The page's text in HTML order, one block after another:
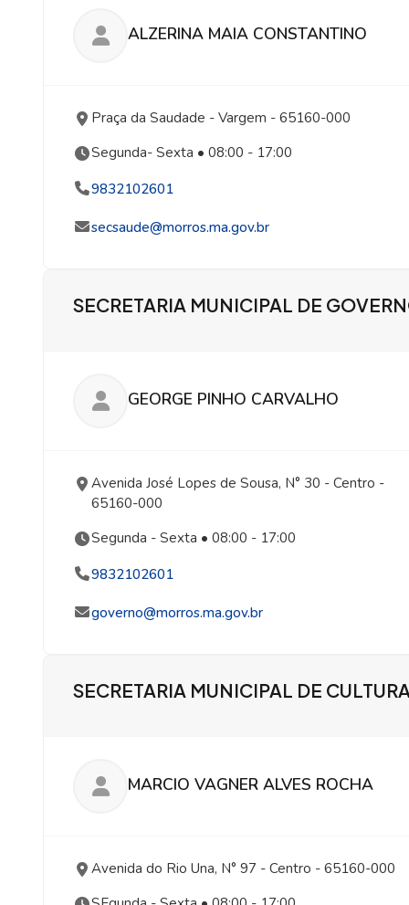
ALZERINA MAIA CONSTANTINO
Praça da Saudade - Vargem - 65160-000
Segunda- Sexta • 08:00 - 17:00
9832102601
secsaude@morros.ma.gov.br
SECRETARIA MUNICIPAL DE
GEORGE PINHO CARVALHO
Avenida José Lopes de Sousa, N° 30 - Centro -
65160-000
Segunda - Sexta • 08:00 - 17:00
9832102601
governo@morros.ma.gov.br
SECRETARIA MUNICIPAL DE
MARCIO VAGNER ALVES ROCHA
Avenida do Rio Una, N° 97 - Centro - 65160-000